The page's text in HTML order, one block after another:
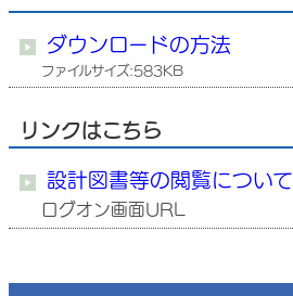
ダウンロードの方法
ファイルサイズ:583KB
リンクはこちら
設計図書等の閲覧について
ログオン画面URL